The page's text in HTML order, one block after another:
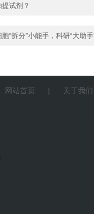
试剂？
“拆分”小能手，科研“大助手
网站首页 | 关于我们